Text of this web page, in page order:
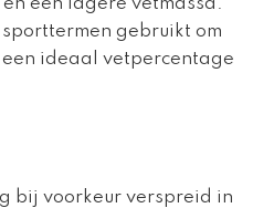
gebruikt om
ideaal vetpercentage
bij voorkeur verspreid in